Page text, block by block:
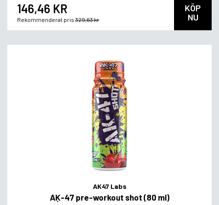
146,46 KR
Rekommenderat pris 329,63 kr
KÖP
NU
AK47 Labs
AĶ-47 pre-workout shot (80 ml)